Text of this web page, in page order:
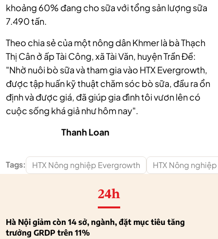
khoảng 60% đang cho sữa với tổng sản lượng sữa
7.490 tấn.
Theo chia sẻ của một nông dân Khmer là bà Thạch
Thị Cân ở ấp Tài Công, xã Tài Văn, huyện Trần Đề:
"Nhờ nuôi bò sữa và tham gia vào HTX Evergrowth,
được tập huấn kỹ thuật chăm sóc bò sữa, đầu ra ổn
định và được giá, đã giúp gia đình tôi vươn lên có
cuộc sống khá giả như hôm nay".
Thanh Loan
Tags: HTX Nông nghiệp Evergrowth HTX Nông
24h
Hà Nội giảm còn 14 sở, ngành, đặt mục tiêu tăng
trưởng GRDP trên 11%